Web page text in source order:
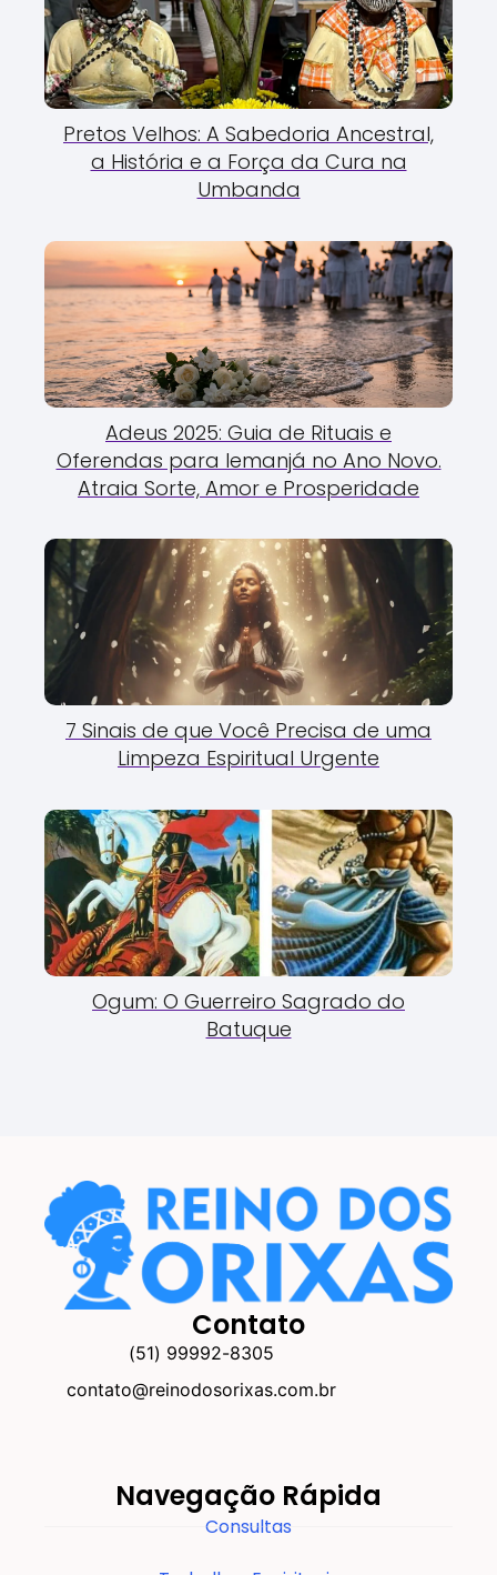
Pretos Velhos: A Sabedoria Ancestral,
a História e a Força da Cura na
Umbanda
Adeus 2025: Guia de Rituais e
Oferendas para Iemanjá no Ano Novo.
Atraia Sorte, Amor e Prosperidade
7 Sinais de que Você Precisa de uma
Limpeza Espiritual Urgente
Ogum: O Guerreiro Sagrado do
Batuque
Contato
(51) 99992-8305
contato@reinodosorixas.com.br
Navegação Rápida
Consultas